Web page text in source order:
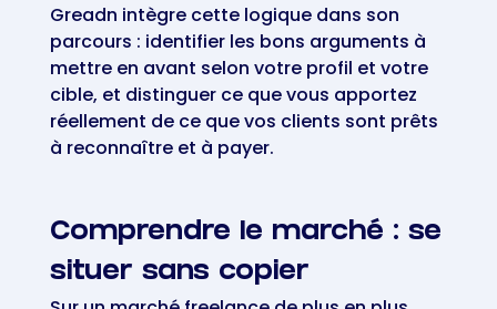
Greadn intègre cette logique dans son
parcours : identifier les bons arguments à
mettre en avant selon votre profil et votre
cible, et distinguer ce que vous apportez
réellement de ce que vos clients sont prêts
à reconnaître et à payer.
Comprendre le marché : se
situer sans copier